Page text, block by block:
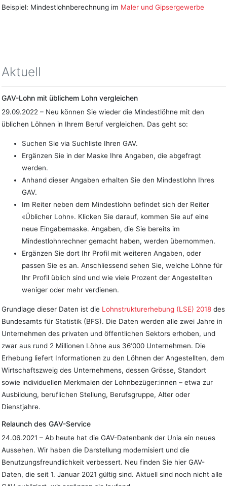
Beispiel: Mindestlohnberechnung im Maler und Gipsergewerbe
Aktuell
GAV-Lohn mit üblichem Lohn vergleichen
29.09.2022 – Neu können Sie wieder die Mindestlöhne mit den
üblichen Löhnen in Ihrem Beruf vergleichen. Das geht so:
Suchen Sie via Suchliste Ihren GAV.
Ergänzen Sie in der Maske Ihre Angaben, die abgefragt
werden.
Anhand dieser Angaben erhalten Sie den Mindestlohn Ihres
GAV.
Im Reiter neben dem Mindestlohn befindet sich der Reiter
«Üblicher Lohn». Klicken Sie darauf, kommen Sie auf eine
neue Eingabemaske. Angaben, die Sie bereits im
Mindestlohnrechner gemacht haben, werden übernommen.
Ergänzen Sie dort Ihr Profil mit weiteren Angaben, oder
passen Sie es an. Anschliessend sehen Sie, welche Löhne für
Ihr Profil üblich sind und wie viele Prozent der Angestellten
weniger oder mehr verdienen.
Grundlage dieser Daten ist die Lohnstrukturerhebung (LSE) 2018des
Bundesamts für Statistik (BFS). Die Daten werden alle zwei Jahre in
Unternehmen des privaten und öffentlichen Sektors erhoben, und
zwar aus rund 2 Millionen Löhne aus 36‘000 Unternehmen. Die
Erhebung liefert Informationen zu den Löhnen der Angestellten, dem
Wirtschaftszweig des Unternehmens, dessen Grösse, Standort
sowie individuellen Merkmalen der Lohnbezüger:innen – etwa zur
Ausbildung, beruflichen Stellung, Berufsgruppe, Alter oder
Dienstjahre.
Relaunch des GAV-Service
24.06.2021 – Ab heute hat die GAV-Datenbank der Unia ein neues
Aussehen. Wir haben die Darstellung modernisiert und die
Benutzungsfreundlichkeit verbessert. Neu finden Sie hier GAV-
Daten, die seit 1. Januar 2021 gültig sind. Aktuell sind noch nicht alle